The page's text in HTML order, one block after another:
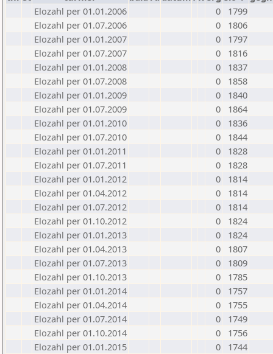
Elozahl per 01.01.2006
0
1799
Elozahl per 01.07.2006
0
1806
Elozahl per 01.01.2007
0
1797
Elozahl per 01.07.2007
0
1816
Elozahl per 01.01.2008
0
1837
Elozahl per 01.07.2008
0
1858
Elozahl per 01.01.2009
0
1840
Elozahl per 01.07.2009
0
1864
Elozahl per 01.01.2010
0
1836
Elozahl per 01.07.2010
0
1844
Elozahl per 01.01.2011
0
1828
Elozahl per 01.07.2011
0
1828
Elozahl per 01.01.2012
0
1814
Elozahl per 01.04.2012
0
1814
Elozahl per 01.07.2012
0
1814
Elozahl per 01.10.2012
0
1824
Elozahl per 01.01.2013
0
1824
Elozahl per 01.04.2013
0
1807
Elozahl per 01.07.2013
0
1809
Elozahl per 01.10.2013
0
1785
Elozahl per 01.01.2014
0
1757
Elozahl per 01.04.2014
0
1755
Elozahl per 01.07.2014
0
1749
Elozahl per 01.10.2014
0
1756
Elozahl per 01.01.2015
0
1744